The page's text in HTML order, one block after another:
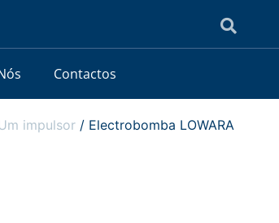
Contactos
impulsor / Electrobomba LOWARA